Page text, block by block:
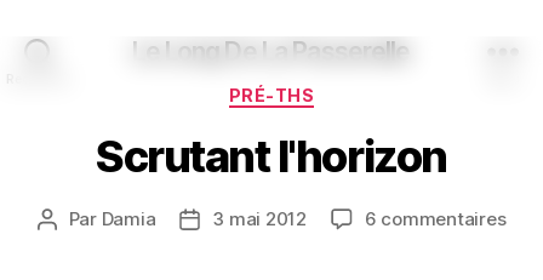
Le Long De La Passerelle
Catégories
PRÉ-THS
Scrutant l'horizon
Auteur
Par Damia
Date3 mai 2012 6 commentairessur